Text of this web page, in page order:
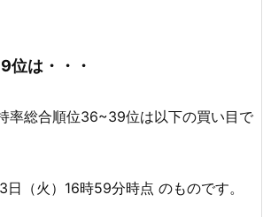
位は・・・
率総合順位36~39位は以下の買い目で
（火）16時59分時点 のものです。